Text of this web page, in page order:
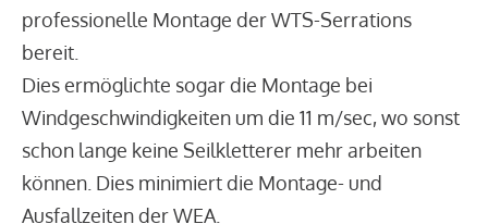
professionelle Montage der WTS-Serrations
bereit.
Dies ermöglichte sogar die Montage bei
Windgeschwindigkeiten um die 11 m/sec, wo sonst
schon lange keine Seilkletterer mehr arbeiten
können. Dies minimiert die Montage- und
Ausfallzeiten der WEA.